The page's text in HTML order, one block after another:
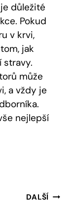
důležité
Pokud
v krvi,
jak
stravy.
může
a vždy je
nejlepší
DALŠÍ